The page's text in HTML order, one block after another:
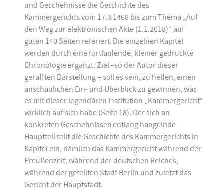
und Geschehnisse die Geschichte des
Kammergerichts vom 17.3.1468 bis zum Thema „Auf
den Weg zur elektronischen Akte (1.1.2018)“ auf
guten 140 Seiten referiert. Die einzelnen Kapitel
werden durch eine fortlaufende, kleiner gedruckte
Chronologie ergänzt. Ziel –so der Autor dieser
gerafften Darstellung – soll es sein, zu helfen, einen
anschaulichen Ein- und Überblick zu gewinnen, was
es mit dieser legendären Institution „Kammergericht“
wirklich auf sich habe (Seite 18). Der sich an
konkreten Geschehnissen entlang hangelnde
Hauptteil teilt die Geschichte des Kammergerichts in
Kapitel ein, nämlich das Kammergericht während der
Preußenzeit, während des deutschen Reiches,
während der geteilten Stadt Berlin und zuletzt das
Gericht der Hauptstadt.